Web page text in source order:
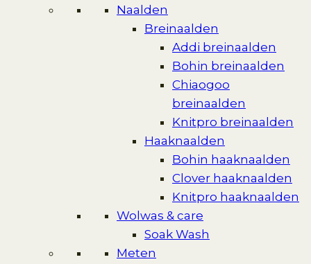
Naalden
Breinaalden
Addi breinaalden
Bohin breinaalden
Chiaogoo
breinaalden
Knitpro breinaalden
Haaknaalden
Bohin haaknaalden
Clover haaknaalden
Knitpro haaknaalden
Wolwas & care
Soak Wash
Meten